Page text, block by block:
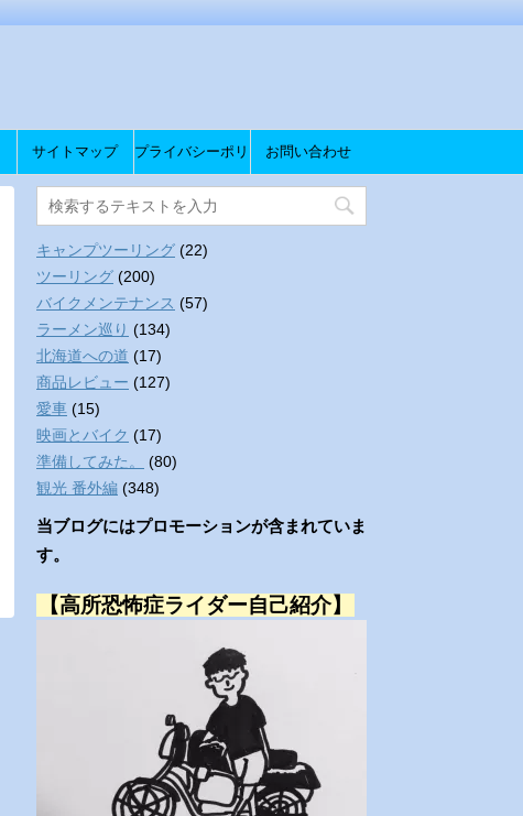
サイトマップ プライバシーポリ
シー
お問い合わせ
キャンプツーリング (22)
ツーリング (200)
バイクメンテナンス (57)
ラーメン巡り (134)
北海道への道 (17)
商品レビュー (127)
愛車 (15)
映画とバイク (17)
準備してみた。
(80)
観光 番外編 (348)
当ブログにはプロモーションが含まれていま
す。
【高所恐怖症ライダー自己紹介】